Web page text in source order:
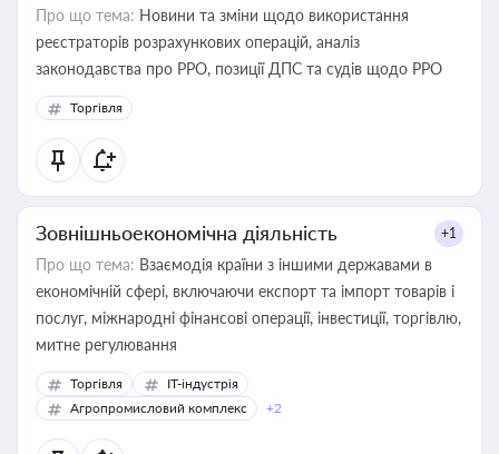
Про що тема: Новини та зміни щодо використання
реєстраторів розрахункових операцій, аналіз
законодавства про РРО, позиції ДПС та судів щодо РРО
Торгівля
Зовнішньоекономічна діяльність +1
Про що тема: Взаємодія країни з іншими державами в
економічній сфері, включаючи експорт та імпорт товарів і
послуг, міжнародні фінансові операції, інвестиції, торгівлю,
митне регулювання
Торгівля
IT-індустрія
Агропромисловий комплекс
+2